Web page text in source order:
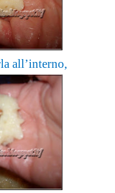
all’interno,